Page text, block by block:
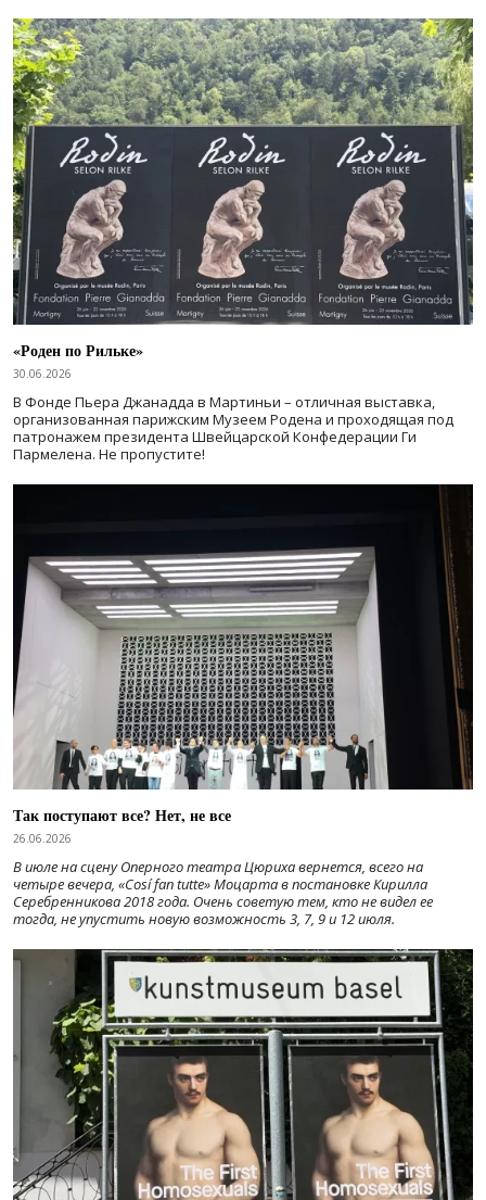
«Роден по Рильке»
30.06.2026
В Фонде Пьера Джанадда в Мартиньи – отличная выставка,
организованная парижским Музеем Родена и проходящая под
патронажем президента Швейцарской Конфедерации Ги
Пармелена. Не пропустите!
Так поступают все? Нет, не все
26.06.2026
В июле на сцену Оперного театра Цюриха вернется, всего на
четыре вечера, «Cosí fan tutte» Моцарта в постановке Кирилла
Серебренникова 2018 года. Очень советую тем, кто не видел ее
тогда, не упустить новую возможность 3, 7, 9 и 12 июля.